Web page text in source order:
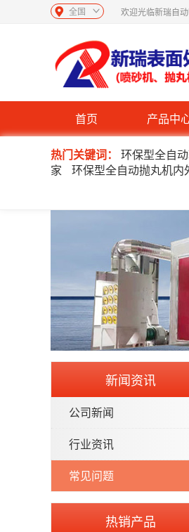
欢迎光临新瑞自动
全国
首页 产品中
热门关键词： 环保型全自
家
环保型全自动抛丸机
新闻资讯
公司新闻
行业资讯
常见问题
热销产品